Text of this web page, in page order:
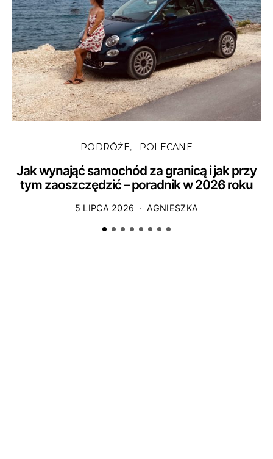
PODRÓŻE POLECANE
Jak wynająć samochód za granicą i jak przy
tym zaoszczędzić – poradnik w 2026 roku
5 LIPCA 2026 AGNIESZKA